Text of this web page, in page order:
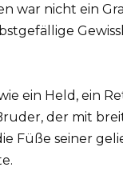
war nicht ein
ein Held, ein
der mit
Füße seiner